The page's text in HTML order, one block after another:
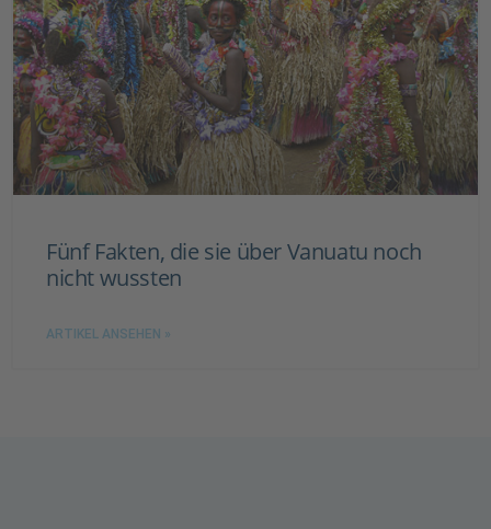
Fünf Fakten, die sie über Vanuatu noch
nicht wussten
ARTIKEL ANSEHEN »